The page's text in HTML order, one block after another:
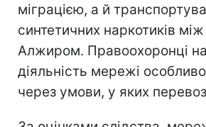
міграцією, а й
синтетичних наркотиків між
Алжиром. Правоохоронці
діяльність мережі
через умови, у яких